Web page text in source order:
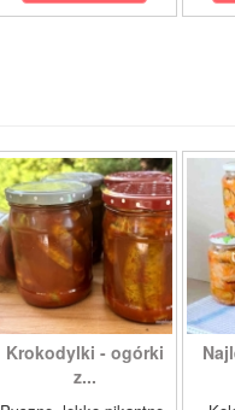
Krokodylki - ogórki
z...